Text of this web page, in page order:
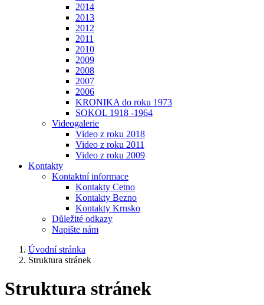
2014
2013
2012
2011
2010
2009
2008
2007
2006
KRONIKA do roku 1973
SOKOL 1918 -1964
Videogalerie
Video z roku 2018
Video z roku 2011
Video z roku 2009
Kontakty
Kontaktní informace
Kontakty Cetno
Kontakty Bezno
Kontakty Krnsko
Důležité odkazy
Napište nám
Úvodní stránka
Struktura stránek
Struktura stránek